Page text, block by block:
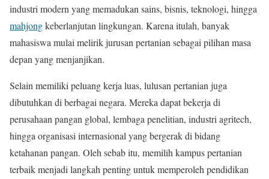
industri modern yang memadukan sains, bisnis, teknologi, hingga
mahjongkeberlanjutan lingkungan. Karena itulah, banyak
mahasiswa mulai melirik jurusan pertanian sebagai pilihan masa
depan yang menjanjikan.
Selain memiliki peluang kerja luas, lulusan pertanian juga
dibutuhkan di berbagai negara. Mereka dapat bekerja di
perusahaan pangan global, lembaga penelitian, industri agritech,
hingga organisasi internasional yang bergerak di bidang
ketahanan pangan. Oleh sebab itu, memilih kampus pertanian
terbaik menjadi langkah penting untuk memperoleh pendidikan